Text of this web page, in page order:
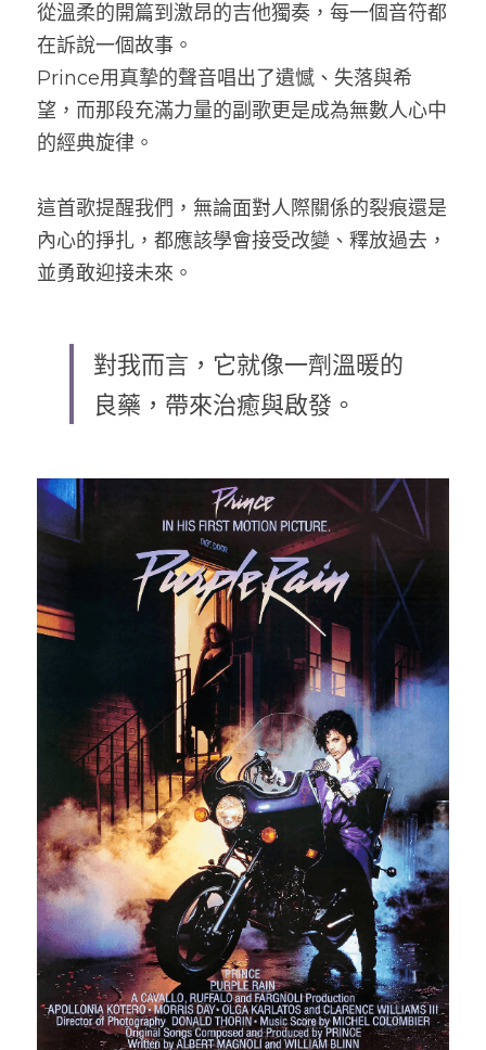
從溫柔的開篇到激昂的吉他獨奏，每一個音符都
在訴說一個故事。
Prince用真摯的聲音唱出了遺憾、失落與希
望，而那段充滿力量的副歌更是成為無數人心中
的經典旋律。
這首歌提醒我們，無論面對人際關係的裂痕還是
內心的掙扎，都應該學會接受改變、釋放過去，
並勇敢迎接未來。
對我而言，它就像一劑溫暖的
良藥，帶來治癒與啟發。